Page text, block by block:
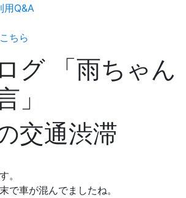
用Q&A
ちら
グ 「雨ちゃん
」
交通渋滞
。
で車が混んでましたね。